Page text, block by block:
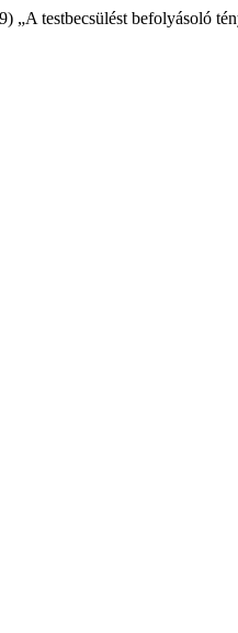
„A testbecsülést befolyásoló